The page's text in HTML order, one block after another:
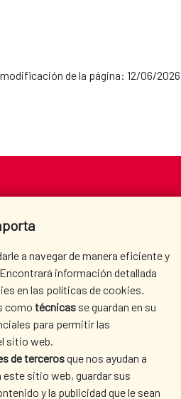
modificación de la página: 12/06/2026
a navegar de manera eficiente y
información detallada
en las políticas de cookies.
como técnicas se guardan en su
para permitir las
sitio web.
de tercerosque nos ayudan a
sitio web, guardar sus
y la publicidad que le sean
OÙ NOUS COOPÉRONS
SALLE DE PRESSE
BIBLIOTHÈQUE